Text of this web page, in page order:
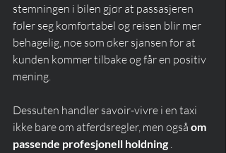
stemningen i bilen gjør at passasjeren
føler seg komfortabel og reisen blir mer
behagelig, noe som øker sjansen for at
kunden kommer tilbake og får en positiv
mening.
Dessuten handler savoir-vivre i en taxi
ikke bare om atferdsregler, men også om
passende profesjonell holdning .